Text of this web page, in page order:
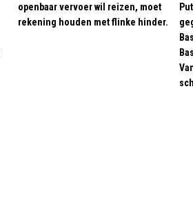
openbaar vervoer wil reizen, moet
rekening houden met flinke hinder.